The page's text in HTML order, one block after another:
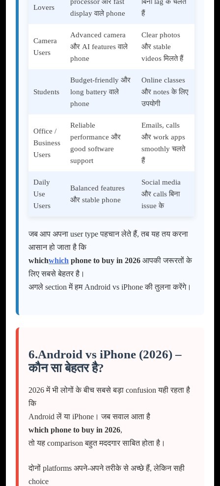
Lovers
display वाले phone
हैं
Camera
Users
Advanced camera
और AI features वाले
phone
Clear photos
और stable
videos मिलते हैं
Students
Budget-friendly और
long battery वाले
phone
Online classes
और notes के लिए
उपयोगी
Office /
Business
Users
Reliable
performance और
good software
support
Emails, calls
और work apps
smoothly चलते
हैं
Daily
Use
Users
Balanced features
और stable phone
Social media
और calls बिना
issue के
जब आप अपना user type पहचान लेते हैं, तब यह तय करना
आसान हो जाता है कि
whichwhich phone to buy in 2026 आपकी जरूरतों के
लिए सबसे बेहतर है।
अगले section में हम Android vs iPhone की तुलना करेंगे।
6.Android vs iPhone (2026) –
कौन सा बेहतर है?
2026 में भी लोगों के बीच सबसे बड़ा confusion यही रहता है
कि
Android लें या iPhone। जब सवाल आता है
which phone to buy in 2026,
तो यह comparison बहुत मददगार साबित होता है।
दोनों platforms अपने-अपने तरीके से अच्छे हैं, लेकिन सही
choice